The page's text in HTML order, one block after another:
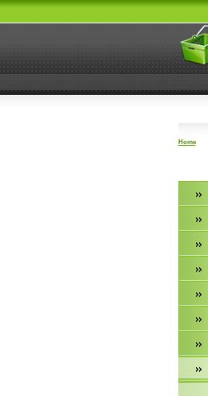
Home